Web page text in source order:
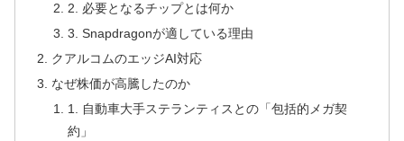
2. 必要となるチップとは何か
3. Snapdragonが適している理由
クアルコムのエッジAI対応
なぜ株価が高騰したのか
1. 自動車大手ステランティスとの「包括的メガ契
約」